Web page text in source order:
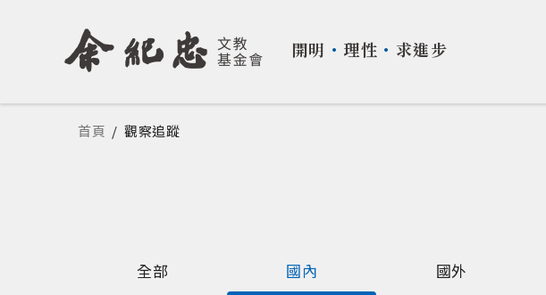
開明 ・ 理性 ・ 求進步
您在這裡
首頁 / 觀察追蹤
全部 國內 國外